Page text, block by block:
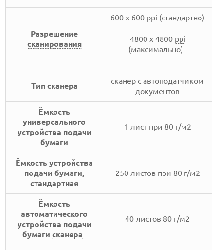
Разрешение
сканирования
600 х 600 ppi (стандартно)
4800 х 4800 ppi
(максимально)
Тип сканера
сканер с автоподатчиком
документов
Ёмкость
универсального
устройства подачи
бумаги
1 лист при 80 г/м2
Ёмкость устройства
подачи бумаги,
стандартная
250 листов при 80 г/м2
Ёмкость
автоматического
устройства подачи
бумаги сканера
40 листов 80 г/м2